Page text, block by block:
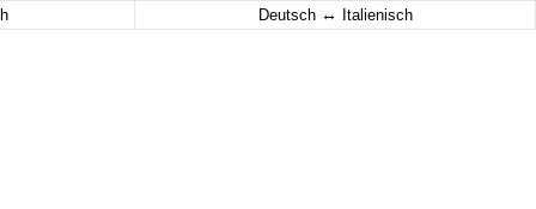
Deutsch ↔ Italienisch